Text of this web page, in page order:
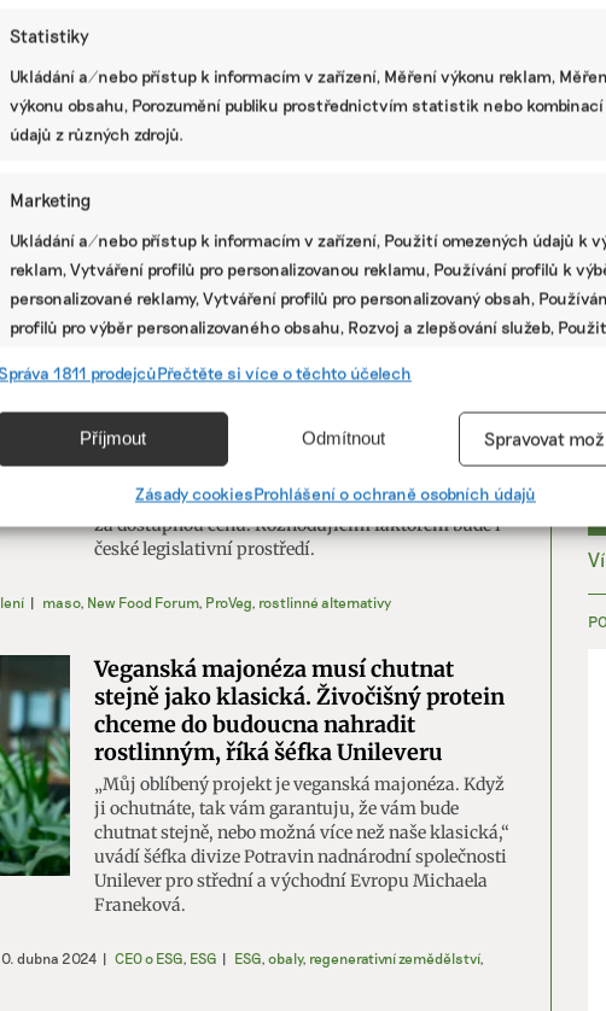
Statistiky
Ukládání a/nebo přístup k informacím v zařízení, Měření výkonu reklam,
výkonu obsahu, Porozumění publiku prostřednictvím statistik nebo kombinací
údajů z různých zdrojů.
Marketing
Ukládání a/nebo přístup k informacím v zařízení, Použití omezených údajů k
reklam, Vytváření profilů pro personalizovanou reklamu, Používání profilů k
personalizované reklamy, Vytváření profilů pro personalizovaný obsah,
profilů pro výběr personalizovaného obsahu, Rozvoj a zlepšování služeb,
Přiřazování a kombinování údajů z jiných zdrojů údajů, Propojení různých
zařízení, Identifikace zařízení na základě automaticky přenášených
aktivně vyžádaných informací.
Zajištění bezpečnosti, předcházení a zjišťování podvodů a
odstraňování chyb, Poskytování a zobrazování reklamy a obsahu,
Ukládání a sdělování voleb ochrany osobních údajů.
1811 prodejcůPřečtěte si více o těchto účelech
Příjmout Odmítnout Spravovat
Zásady cookiesProhlášení o ochraně osobních údajů
Skupina lidí z různých měst, kteří se nechtějí smířit
se zamořením Česka reklamními billboardy a
plachtami, zakládá iniciativu. Jejím cílem je vznik
legislativy, která by často nelegální nosiče dokázala
,Životní styl | iniciativa,nelegální billboardy ,Railreklam ,reklamní plachty
New Food Forum: Češi a Češky
nakupují rostlinné alternativy častěji.
Snižují svou spotřebu masa ve
Češi a Češky nakupují rok od roku více rostlinných
alternativ kvůli zdraví a životnímu prostředí. Na
obchodníků navýšit nabídku rostlinných alternativ
za dostupnou cenu. Rozhodujícím faktorem bude i
české legislativní prostředí.
| maso, New Food Forum, ProVeg rostlinné alternativy
Veganská majonéza musí chutnat
stejně jako klasická. Živočišný protein
chceme do budoucna nahradit
rostlinným, říká šéfka Unileveru
„Můj oblíbený projekt je veganská majonéza. Když
ji ochutnáte, tak vám garantuju, že vám bude
chutnat stejně, nebo možná více než naše klasická,“
uvádí šéfka divize Potravin nadnárodní společnosti
Unilever pro střední a východní Evropu Michaela
Franeková.
dubna 2024 | CEO o ESG ESG | ESG obaly, regenerativní zemědělství,